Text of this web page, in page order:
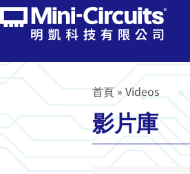
首頁»Videos
影片庫